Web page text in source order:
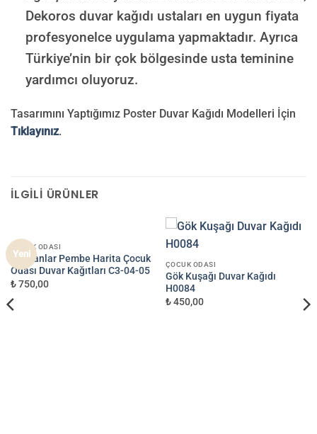
Dekoros duvar kağıdı ustaları en uygun fiyata
profesyonelce uygulama yapmaktadır. Ayrıca
Türkiye’nin bir çok bölgesinde usta teminine
yardımcı oluyoruz.
Tasarımını Yaptığımız Poster Duvar Kağıdı Modelleri İçin
Tıklayınız.
İLGILI ÜRÜNLER
Yeni
ÇOCUK ODASI
Hayvanlar Pembe Harita Çocuk
Odası Duvar Kağıtları C3-04-05
₺ 750,00
ÇOCUK ODASI
Gök Kuşağı Duvar Kağıdı
H0084
₺ 450,00